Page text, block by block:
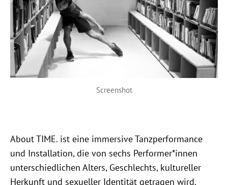
Screenshot
About TIME. ist eine immersive Tanzperformance
und Installation, die von sechs Performer*innen
unterschiedlichen Alters, Geschlechts, kultureller
Herkunft und sexueller Identität getragen wird.